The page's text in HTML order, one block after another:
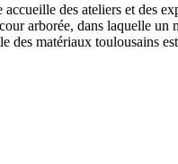
accueille des ateliers et des
arborée, dans laquelle un
des matériaux toulousains